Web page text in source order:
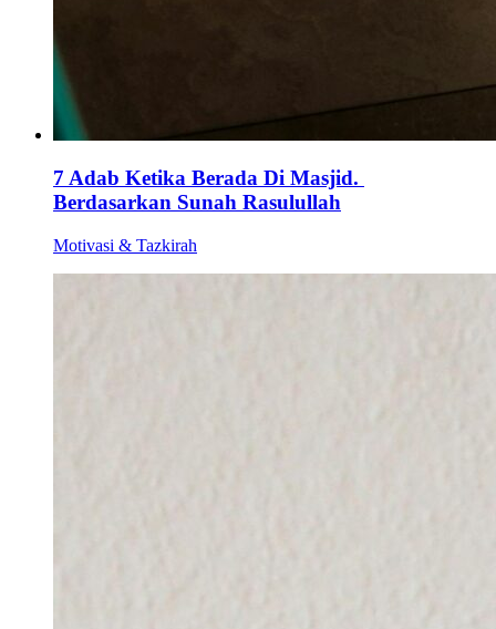
7 Adab Ketika Berada Di Masjid.
Berdasarkan Sunah Rasulullah
Motivasi & Tazkirah